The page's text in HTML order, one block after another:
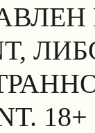
18+